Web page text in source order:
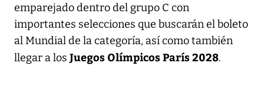
emparejado dentro del grupo C con
importantes selecciones que buscarán el boleto
al Mundial de la categoría, así como también
llegar a los Juegos Olímpicos París 2028.